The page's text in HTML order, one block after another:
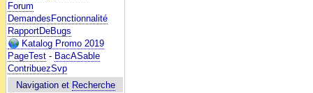
Forum
DemandesFonctionnalité
RapportDeBugs
Katalog Promo 2019
PageTest - BacASable
ContribuezSvp
Navigation et Recherche